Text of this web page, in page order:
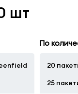
шт
По
20
25